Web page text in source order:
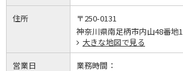
住所
〒250-0131
神奈川県南足柄市内山48番地1
大きな地図で見る
営業日
業務時間：